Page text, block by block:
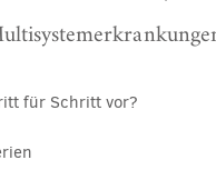
für Schritt vor?